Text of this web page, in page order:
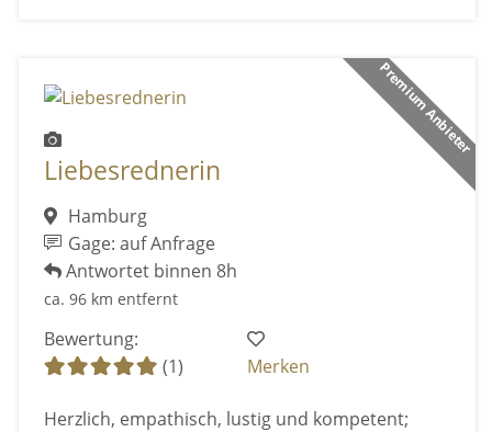
Premium Anbieter
Liebesrednerin
Hamburg
Gage: auf Anfrage
Antwortet binnen 8h
ca. 96 km entfernt
Bewertung:
(1)
Merken
Herzlich, empathisch, lustig und kompetent;